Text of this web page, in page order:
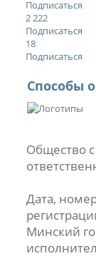
Подписаться
2 222
Подписаться
18
Подписаться
Способы
Общество
Дата,
Минский